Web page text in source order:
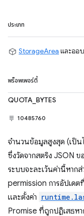
ประเภท
StorageArea และออ
พร็อพเพอร์ตี้
QUOTA_BYTES
10485760
จำนวนข้อมูลสูงสุด (เป็
ซึ่งวัดจากสตริง JSON
ระบบจะละเว้นค่านี้หาก
permission การอัปเด
และตั้งค่า
Promise ที่ถูกปฏิเสธห